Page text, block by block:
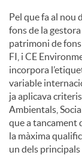
Pel que fa al nou
fons de la
patrimoni de fons
FI, i CE
incorpora
variable
ja aplicava
Ambientals,
que a tancament
la màxima
un dels